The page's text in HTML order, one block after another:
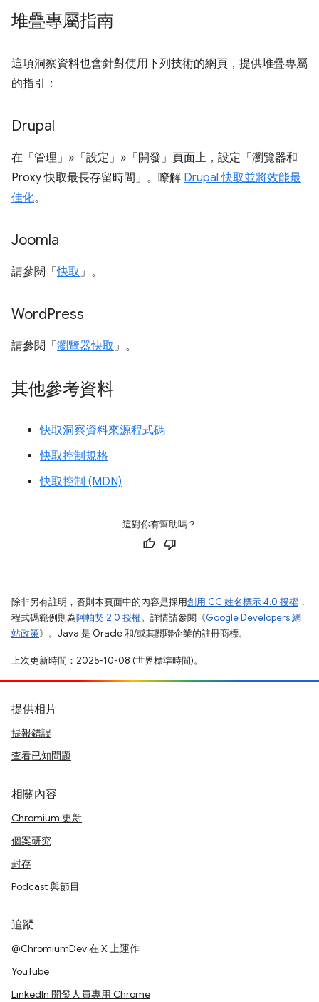
堆疊專屬指南
這項洞察資料也會針對使用下列技術的網頁，提供堆疊專屬
的指引：
Drupal
在「管理」»「設定」»「開發」 頁面上，設定「瀏覽器和
Proxy 快取最長存留時間」 。瞭解 Drupal 快取並將效能最
佳化。
Joomla
請參閱「快取」。
WordPress
請參閱「 瀏覽器快取」。
其他參考資料
快取洞察資料來源程式碼
快取控制規格
快取控制 (MDN)
這對你有幫助嗎？
除非另有註明，否則本頁面中的內容是採用創用 CC 姓名標示 4.0 授權 ，
程式碼範例則為阿帕契 2.0 授權。詳情請參閱《Google Developers 網
站政策》。Java 是 Oracle 和/或其關聯企業的註冊商標。
上次更新時間：2025-10-08 (世界標準時間)。
提供相片
提報錯誤
查看已知問題
相關內容
Chromium 更新
個案研究
封存
Podcast 與節目
追蹤
@ChromiumDev 在 X 上運作
YouTube
LinkedIn 開發人員專用 Chrome